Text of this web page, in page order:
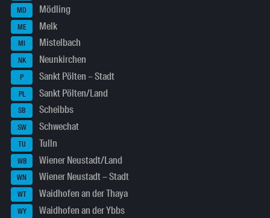
MD Mödling
ME Melk
MI Mistelbach
NK Neunkirchen
P Sankt Pölten – Stadt
PL Sankt Pölten/Land
SB Scheibbs
SW Schwechat
TU Tulln
WB Wiener Neustadt/Land
WN Wiener Neustadt – Stadt
WT Waidhofen an der Thaya
WY Waidhofen an der Ybbs